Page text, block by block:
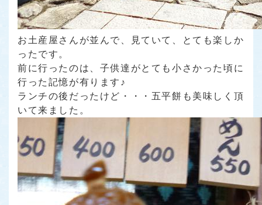
お土産屋さんが並んで、見ていて、とても楽しか
ったです。
前に行ったのは、子供達がとても小さかった頃に
行った記憶が有ります♪
ランチの後だったけど・・・五平餅も美味しく頂
いて来ました。